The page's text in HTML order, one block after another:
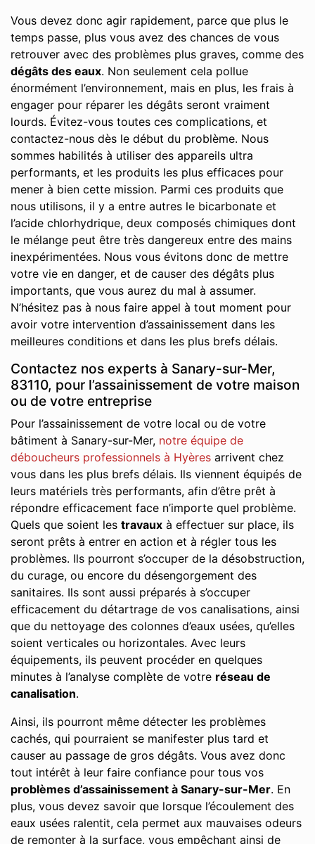
Vous devez donc agir rapidement, parce que plus le
temps passe, plus vous avez des chances de vous
retrouver avec des problèmes plus graves, comme des
dégâts des eaux. Non seulement cela pollue
énormément l’environnement, mais en plus, les frais à
engager pour réparer les dégâts seront vraiment
lourds. Évitez-vous toutes ces complications, et
contactez-nous dès le début du problème. Nous
sommes habilités à utiliser des appareils ultra
performants, et les produits les plus efficaces pour
mener à bien cette mission. Parmi ces produits que
nous utilisons, il y a entre autres le bicarbonate et
l’acide chlorhydrique, deux composés chimiques dont
le mélange peut être très dangereux entre des mains
inexpérimentées. Nous vous évitons donc de mettre
votre vie en danger, et de causer des dégâts plus
importants, que vous aurez du mal à assumer.
N’hésitez pas à nous faire appel à tout moment pour
avoir votre intervention d’assainissement dans les
meilleures conditions et dans les plus brefs délais.
Contactez nos experts à Sanary-sur-Mer,
83110, pour l’assainissement de votre maison
ou de votre entreprise
Pour l’assainissement de votre local ou de votre
bâtiment à Sanary-sur-Mer, notre équipe de
déboucheurs professionnels à Hyères arrivent chez
vous dans les plus brefs délais. Ils viennent équipés de
leurs matériels très performants, afin d’être prêt à
répondre efficacement face n’importe quel problème.
Quels que soient les travaux à effectuer sur place, ils
seront prêts à entrer en action et à régler tous les
problèmes. Ils pourront s’occuper de la désobstruction,
du curage, ou encore du désengorgement des
sanitaires. Ils sont aussi préparés à s’occuper
efficacement du détartrage de vos canalisations, ainsi
que du nettoyage des colonnes d’eaux usées, qu’elles
soient verticales ou horizontales. Avec leurs
équipements, ils peuvent procéder en quelques
minutes à l’analyse complète de votre réseau de
canalisation.
Ainsi, ils pourront même détecter les problèmes
cachés, qui pourraient se manifester plus tard et
causer au passage de gros dégâts. Vous avez donc
tout intérêt à leur faire confiance pour tous vos
problèmes d’assainissement à Sanary-sur-Mer. En
plus, vous devez savoir que lorsque l’écoulement des
eaux usées ralentit, cela permet aux mauvaises odeurs
de remonter à la surface, vous empêchant ainsi de